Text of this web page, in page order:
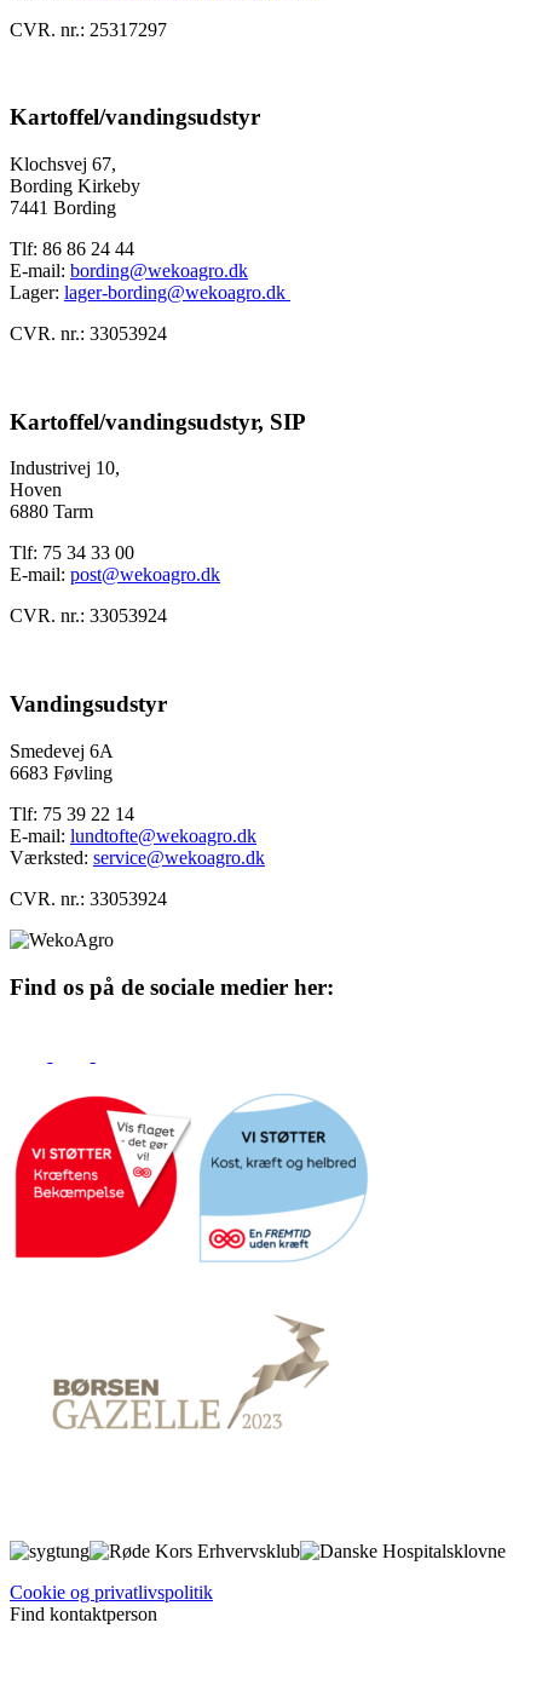
CVR. nr.: 25317297
Kartoffel/vandingsudstyr
Klochsvej 67,
Bording Kirkeby
7441 Bording
Tlf: 86 86 24 44
E-mail: bording@wekoagro.dk
Lager: lager-bording@wekoagro.dk
CVR. nr.: 33053924
Kartoffel/vandingsudstyr, SIP
Industrivej 10,
Hoven
6880 Tarm
Tlf: 75 34 33 00
E-mail: post@wekoagro.dk
CVR. nr.: 33053924
Vandingsudstyr
Smedevej 6A
6683 Føvling
Tlf: 75 39 22 14
E-mail: lundtofte@wekoagro.dk
Værksted: service@wekoagro.dk
CVR. nr.: 33053924
Find os på de sociale medier her:
Cookie og privatlivspolitik
Find kontaktperson